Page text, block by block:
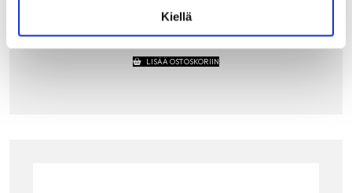
Kiellä
99.90€
LISÄÄ OSTOSKORIIN